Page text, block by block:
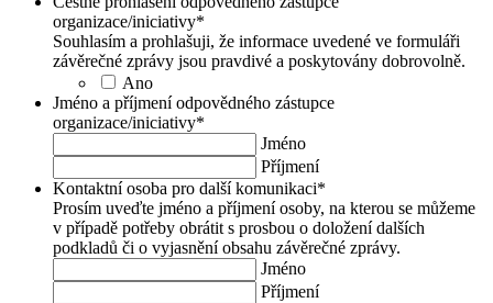
organizace/iniciativy*
Souhlasím a prohlašuji, že informace uvedené ve formuláři
závěrečné zprávy jsou pravdivé a poskytovány dobrovolně.
Ano
Jméno a příjmení odpovědného zástupce
organizace/iniciativy*
Jméno
Příjmení
Kontaktní osoba pro další komunikaci*
Prosím uveďte jméno a příjmení osoby, na kterou se můžeme
v případě potřeby obrátit s prosbou o doložení dalších
podkladů či o vyjasnění obsahu závěrečné zprávy.
Jméno
Příjmení